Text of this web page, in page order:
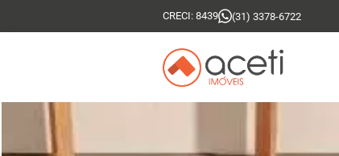
CRECI: 8439 (31) 3378-6722